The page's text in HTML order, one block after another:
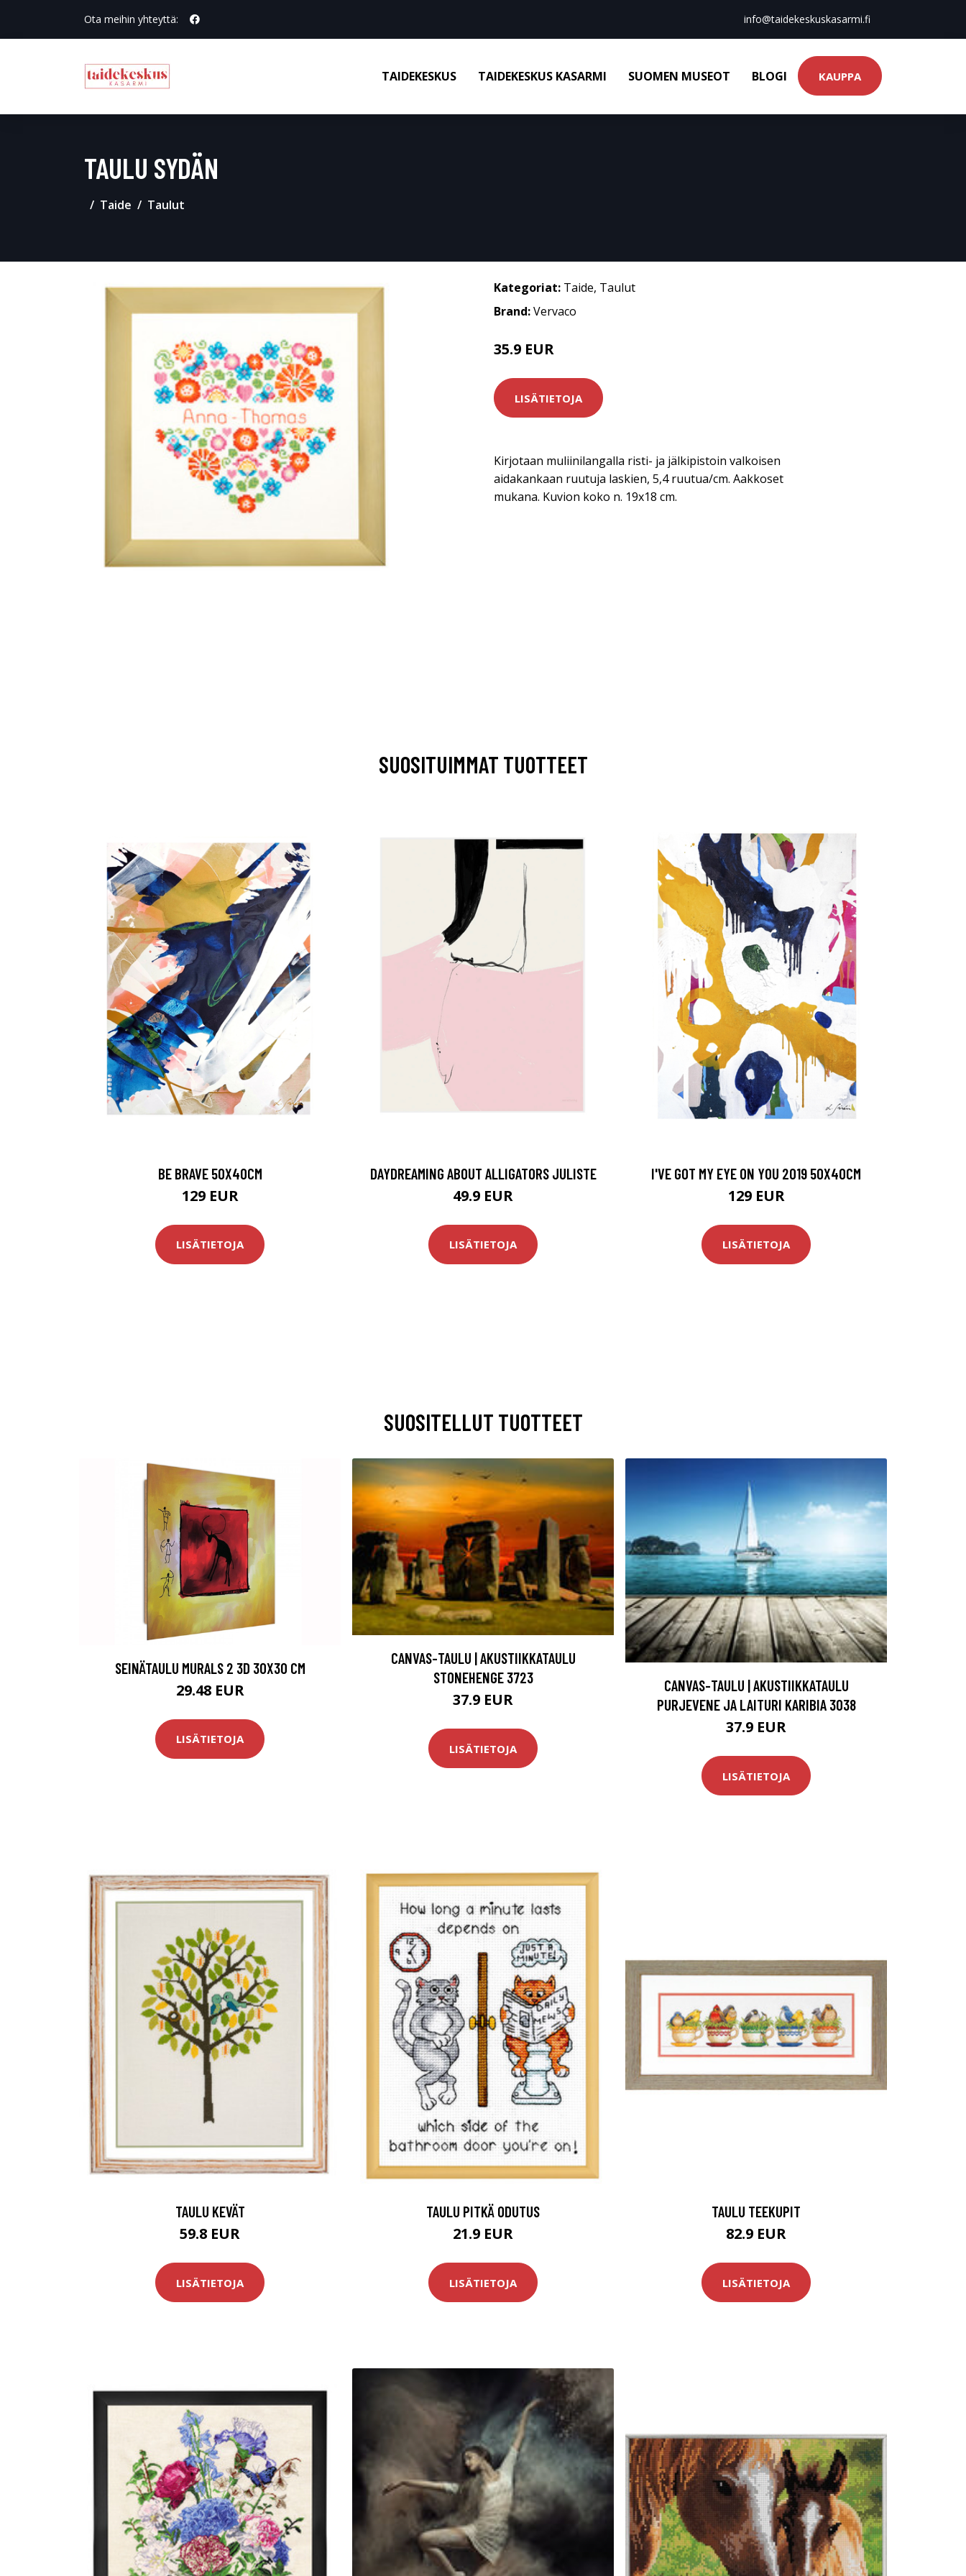
Ota meihin yhteyttä: info@taidekeskuskasarmi.fi
TAIDEKESKUS TAIDEKESKUS KASARMI SUOMEN MUSEOT BLOGI KAUPPA
TAULU SYDÄN
Taide Taulut
Kategoriat: Taide, Taulut
Brand:Vervaco
35.9 EUR
LISÄTIETOJA
Kirjotaan muliinilangalla risti- ja jälkipistoin valkoisen
aidakankaan ruutuja laskien, 5,4 ruutua/cm. Aakkoset
mukana. Kuvion koko n. 19x18 cm.
SUOSITUIMMAT TUOTTEET
BE BRAVE 50X40CM
129 EUR
LISÄTIETOJA
DAYDREAMING ABOUT ALLIGATORS JULISTE
49.9 EUR
LISÄTIETOJA
I'VE GOT MY EYE ON YOU 2019 50X40CM
129 EUR
LISÄTIETOJA
SUOSITELLUT TUOTTEET
SEINÄTAULU MURALS 2 3D 30X30 CM
29.48 EUR
LISÄTIETOJA
CANVAS-TAULU | AKUSTIIKKATAULU
STONEHENGE 3723
37.9 EUR
LISÄTIETOJA
CANVAS-TAULU | AKUSTIIKKATAULU
PURJEVENE JA LAITURI KARIBIA 3038
37.9 EUR
LISÄTIETOJA
TAULU KEVÄT
59.8 EUR
LISÄTIETOJA
TAULU PITKÄ ODUTUS
21.9 EUR
LISÄTIETOJA
TAULU TEEKUPIT
82.9 EUR
LISÄTIETOJA